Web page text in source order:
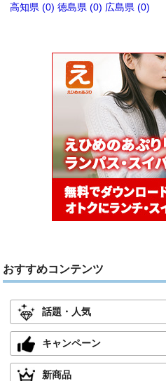
高知県 (0) 徳島県 (0) 広島県 (0)
おすすめコンテンツ
話題・人気
キャンペーン
新商品